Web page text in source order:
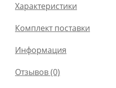
Характеристики
Комплект поставки
Информация
Отзывов (0)